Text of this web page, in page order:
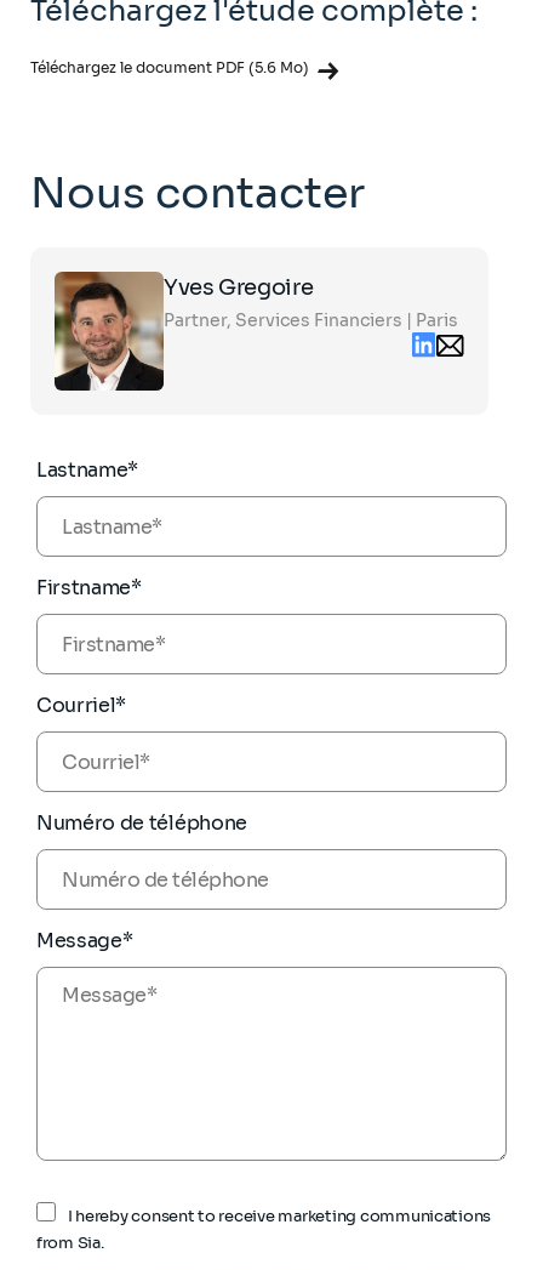
Téléchargez l'étude complète :
Téléchargez le document PDF (5.6 Mo)
Nous contacter
Yves Gregoire
Partner, Services Financiers | Paris
Linkedin
Email
contact
Click
on
the
card
to
see
the
full
Lastname*
Firstname*
Courriel*
Numéro de téléphone
Message*
I hereby consent to receive marketing communications
from Sia.